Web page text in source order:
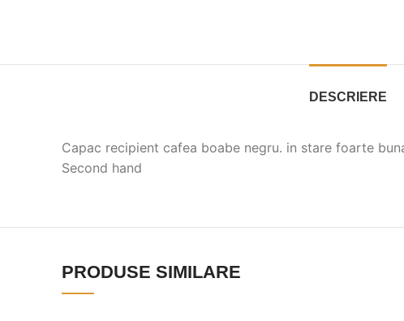
DESCRIERE
Capac recipient cafea boabe negru. in stare foarte
Second hand
PRODUSE SIMILARE